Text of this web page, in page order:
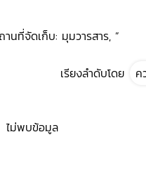
นที่จัดเก็บ: มุมวารสาร, ”
เรียงลำดับโดย
ไม่พบข้อมูล